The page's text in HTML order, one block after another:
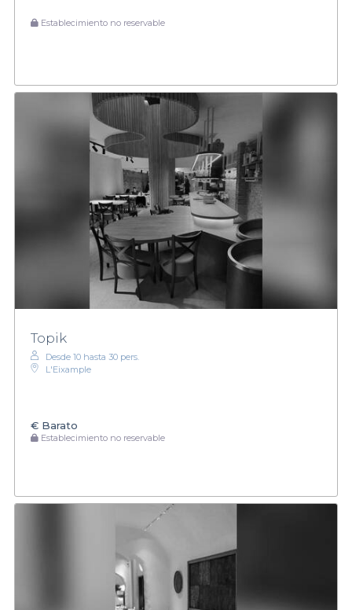
Establecimiento no reservable
Topik
Desde 10 hasta 30 pers.
L'Eixample
€ Barato
Establecimiento no reservable